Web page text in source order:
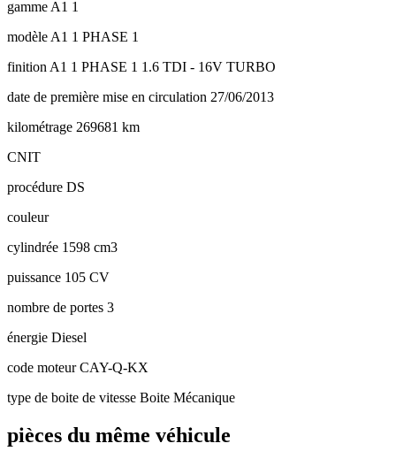
gamme A1 1
modèle A1 1 PHASE 1
finition A1 1 PHASE 1 1.6 TDI - 16V TURBO
date de première mise en circulation 27/06/2013
kilométrage 269681 km
CNIT
procédure DS
couleur
cylindrée 1598 cm3
puissance 105 CV
nombre de portes 3
énergie Diesel
code moteurCAY-Q-KX
type de boite de vitesse Boite Mécanique
pièces du même véhicule